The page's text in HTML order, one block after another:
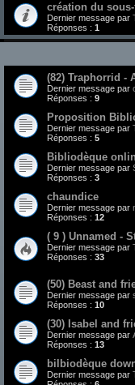
création du
Dernier message par
Réponses : 1
(82) Traphorrid -
Dernier message par
Réponses : 9
Proposition
Dernier message par
Réponses : 5
Bibliodèque
Dernier message par
Réponses : 3
chaundice
Dernier message par
Réponses : 12
( 9 ) Unnamed -
Dernier message par
Réponses : 33
(50) Beast and
Dernier message par
Réponses : 10
(30) Isabel and
Dernier message par
Réponses : 13
bilbiodèque
Dernier message par